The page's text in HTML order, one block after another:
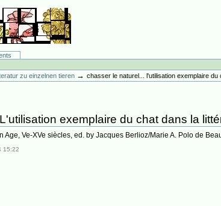
zu einzelnen tieren →chasser le naturel... l'utilisation exemplaire
exemplaire du chat dans la
Age, Ve-XVe siècles, ed. by Jacques Berlioz/Marie A. Polo de
15:22